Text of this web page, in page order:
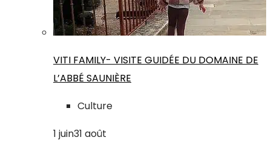
VITI FAMILY- VISITE GUIDÉE DU DOMAINE DE
L’ABBÉ SAUNIÈRE
Culture
1 juin31 août